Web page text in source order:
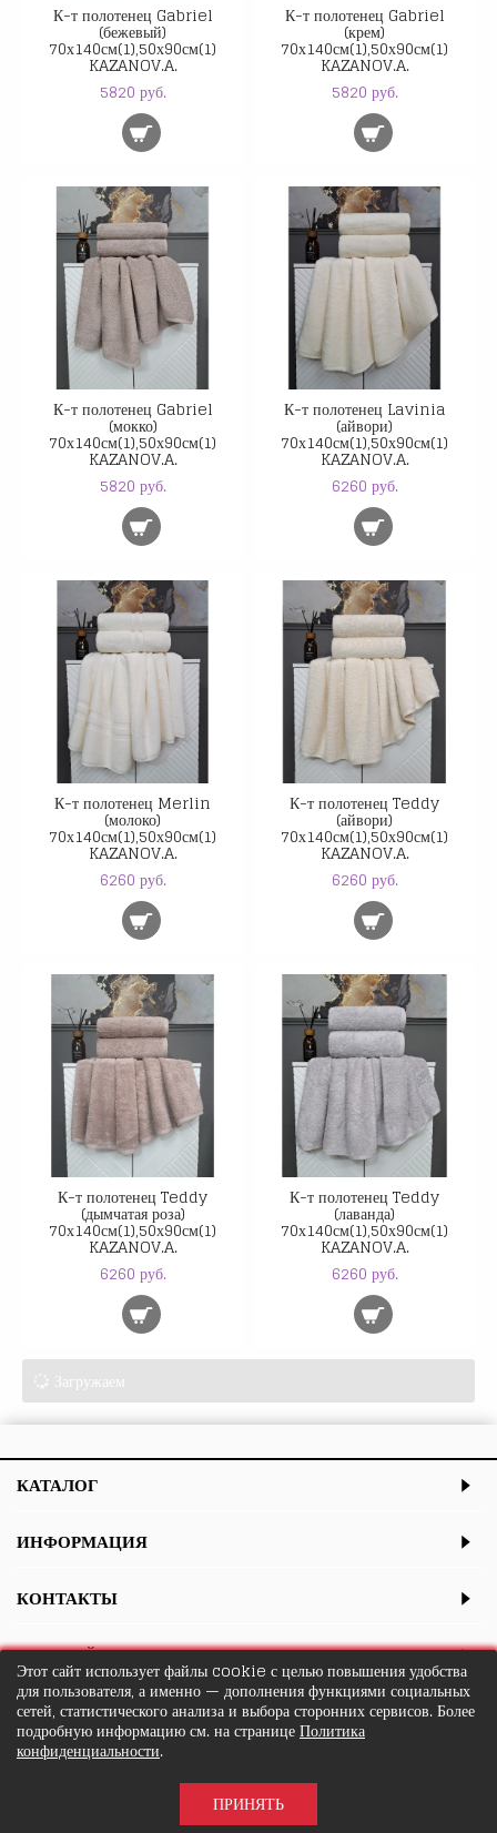
К-т полотенец Gabriel
(бежевый)
70х140см(1),50х90см(1)
KAZANOV.A.
5820 руб.
К-т полотенец Gabriel
(крем)
70х140см(1),50х90см(1)
KAZANOV.A.
5820 руб.
К-т полотенец Gabriel
(мокко)
70х140см(1),50х90см(1)
KAZANOV.A.
5820 руб.
К-т полотенец Lavinia
(айвори)
70х140см(1),50х90см(1)
KAZANOV.A.
6260 руб.
К-т полотенец Merlin
(молоко)
70х140см(1),50х90см(1)
KAZANOV.A.
6260 руб.
К-т полотенец Teddy
(айвори)
70х140см(1),50х90см(1)
KAZANOV.A.
6260 руб.
К-т полотенец Teddy
(дымчатая роза)
70х140см(1),50х90см(1)
KAZANOV.A.
6260 руб.
К-т полотенец Teddy
(лаванда)
70х140см(1),50х90см(1)
KAZANOV.A.
6260 руб.
Загружаем
КАТАЛОГ
ИНФОРМАЦИЯ
КОНТАКТЫ
ЛИЧНЫЙ КАБИНЕТ
© intacozy.ru
Этот сайт использует файлы cookie с целью повышения удобства
для пользователя, а именно — дополнения функциями социальных
сетей, статистического анализа и выбора сторонних сервисов. Более
подробную информацию см. на страницеПолитика
конфиденциальности.
ПРИНЯТЬ